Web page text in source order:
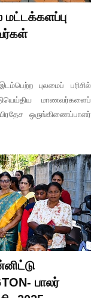
மட்டக்களப்பு
புலமைப் பரிசில்
மாணவர்களைப்
ஒருங்கிணைப்பாளர்
பாலர்